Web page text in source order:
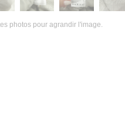
photos pour agrandir l'image.